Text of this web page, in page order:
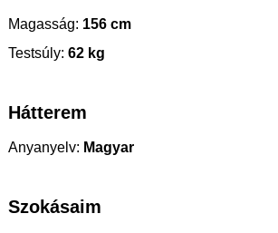
Magasság: 156 cm
Testsúly: 62 kg
Hátterem
Anyanyelv: Magyar
Szokásaim